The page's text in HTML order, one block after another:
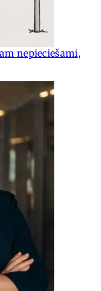
nepieciešami,